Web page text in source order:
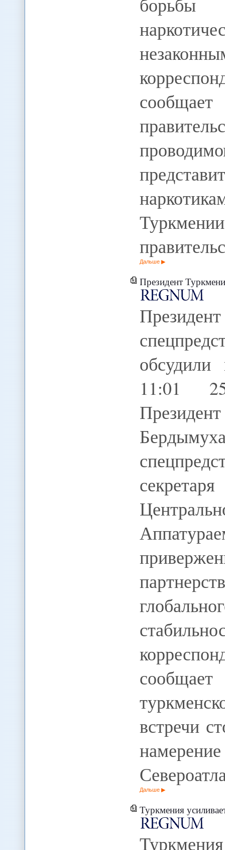
сообщает
Дальше
Президент Туркмении и
обсудили
11:01
встречи
Дальше
Туркмения усиливает